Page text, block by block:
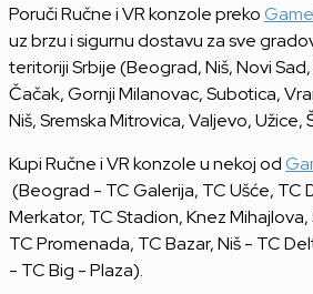
Poruči Ručne i VR konzolepreko
uz brzu i sigurnu dostavu za sve
teritoriji Srbije (Beograd, Niš, Novi
Čačak, Gornji Milanovac, Subotica,
Niš, Sremska Mitrovica, Valjevo,
Kupi Ručne i VR konzoleu nekoj od
(Beograd - TC Galerija, TC Ušće, TC
Merkator, TC Stadion, Knez Mihajlova,
TC Promenada, TC Bazar, Niš - TC
- TC Big - Plaza).